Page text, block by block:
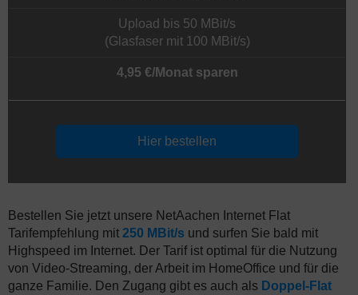
Upload bis 50 MBit/s
(Glasfaser mit 100 MBit/s)
4,95 €/Monat sparen
Hier bestellen
Bestellen Sie jetzt unsere NetAachen Internet Flat
Tarifempfehlung mit 250 MBit/s und surfen Sie bald mit
Highspeed im Internet. Der Tarif ist optimal für die Nutzung
von Video-Streaming, der Arbeit im HomeOffice und für die
ganze Familie. Den Zugang gibt es auch als Doppel-Flat